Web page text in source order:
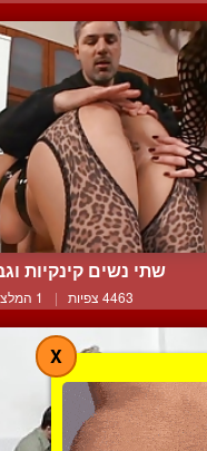
שתי נשים קינקיות
4463 צפיות | 1 המלצות
X